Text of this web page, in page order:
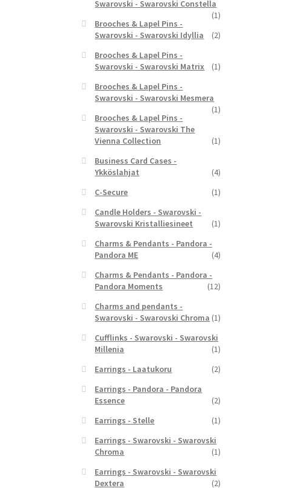
Swarovski - Swarovski Constella
(1)
Brooches & Lapel Pins -
Swarovski - Swarovski Idyllia
(2)
Brooches & Lapel Pins -
Swarovski - Swarovski Matrix
(1)
Brooches & Lapel Pins -
Swarovski - Swarovski Mesmera
(1)
Brooches & Lapel Pins -
Swarovski - Swarovski The
Vienna Collection
(1)
Business Card Cases -
Ykköslahjat
(4)
C-Secure
(1)
Candle Holders - Swarovski -
Swarovski Kristalliesineet
(1)
Charms & Pendants - Pandora -
Pandora ME
(4)
Charms & Pendants - Pandora -
Pandora Moments
(12)
Charms and pendants -
Swarovski - Swarovski Chroma (1)
Cufflinks - Swarovski - Swarovski
Millenia
(1)
Earrings - Laatukoru
(2)
Earrings - Pandora - Pandora
Essence
(2)
Earrings - Stelle
(1)
Earrings - Swarovski - Swarovski
Chroma
(1)
Earrings - Swarovski - Swarovski
Dextera
(2)